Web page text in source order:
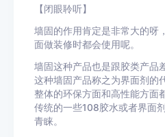
【闭眼聆听】
墙固的作用肯定是非常大的呀
面做装修时都会使用呢。
墙固这种产品也是跟胶类产品
这种墙固产品称之为界面剂的
整体的环保方面和高性能方面
传统的一些108胶水或者界面
青睐。